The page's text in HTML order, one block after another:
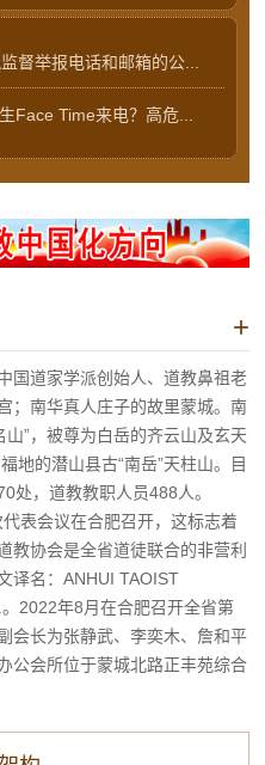
督举报电话和邮箱的公...
Face Time来电？高危...
+
道家学派创始人、道教鼻祖老
；南华真人庄子的故里蒙城。南
”，被尊为白岳的齐云山及玄天
地的潜山县古“南岳”天柱山。目
处，道教教职人员488人。
表会议在合肥召开，这标志着
教协会是全省道徒联合的非营利
译名：ANHUI TAOIST
2022年8月在合肥召开全省第
会长为张静武、李奕木、詹和平
公会所位于蒙城北路正丰苑综合